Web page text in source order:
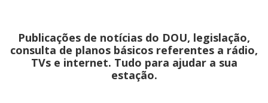
Publicações de notícias do DOU, legislação,
consulta de planos básicos referentes a rádio,
TVs e internet. Tudo para ajudar a sua
estação.